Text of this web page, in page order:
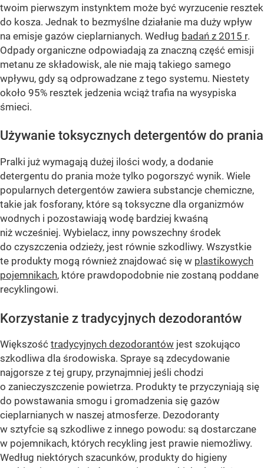
twoim pierwszym instynktem może być wyrzucenie resztek
do kosza. Jednak to bezmyślne działanie ma duży wpływ
na emisje gazów cieplarnianych. Według badań z 2015 r.
Odpady organiczne odpowiadają za znaczną część emisji
metanu ze składowisk, ale nie mają takiego samego
wpływu, gdy są odprowadzane z tego systemu. Niestety
około 95% resztek jedzenia wciąż trafia na wysypiska
śmieci.
Używanie toksycznych detergentów do prania
Pralki już wymagają dużej ilości wody, a dodanie
detergentu do prania może tylko pogorszyć wynik. Wiele
popularnych detergentów zawiera substancje chemiczne,
takie jak fosforany, które są toksyczne dla organizmów
wodnych i pozostawiają wodę bardziej kwaśną
niż wcześniej. Wybielacz, inny powszechny środek
do czyszczenia odzieży, jest równie szkodliwy. Wszystkie
te produkty mogą również znajdować się w plastikowych
pojemnikach, które prawdopodobnie nie zostaną poddane
recyklingowi.
Korzystanie z tradycyjnych dezodorantów
Większość tradycyjnych dezodorantów jest szokująco
szkodliwa dla środowiska. Spraye są zdecydowanie
najgorsze z tej grupy, przynajmniej jeśli chodzi
o zanieczyszczenie powietrza. Produkty te przyczyniają się
do powstawania smogu i gromadzenia się gazów
cieplarnianych w naszej atmosferze. Dezodoranty
w sztyfcie są szkodliwe z innego powodu: są dostarczane
w pojemnikach, których recykling jest prawie niemożliwy.
Według niektórych szacunków, produkty do higieny